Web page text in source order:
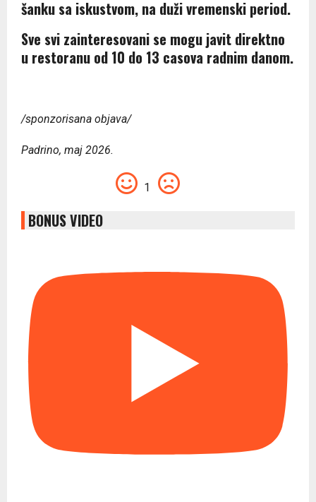
šanku sa iskustvom, na duži vremenski period.
Sve svi zainteresovani se mogu javit direktno
u restoranu od 10 do 13 casova radnim danom.
/sponzorisana objava/
Padrino, maj 2026.
1
BONUS VIDEO